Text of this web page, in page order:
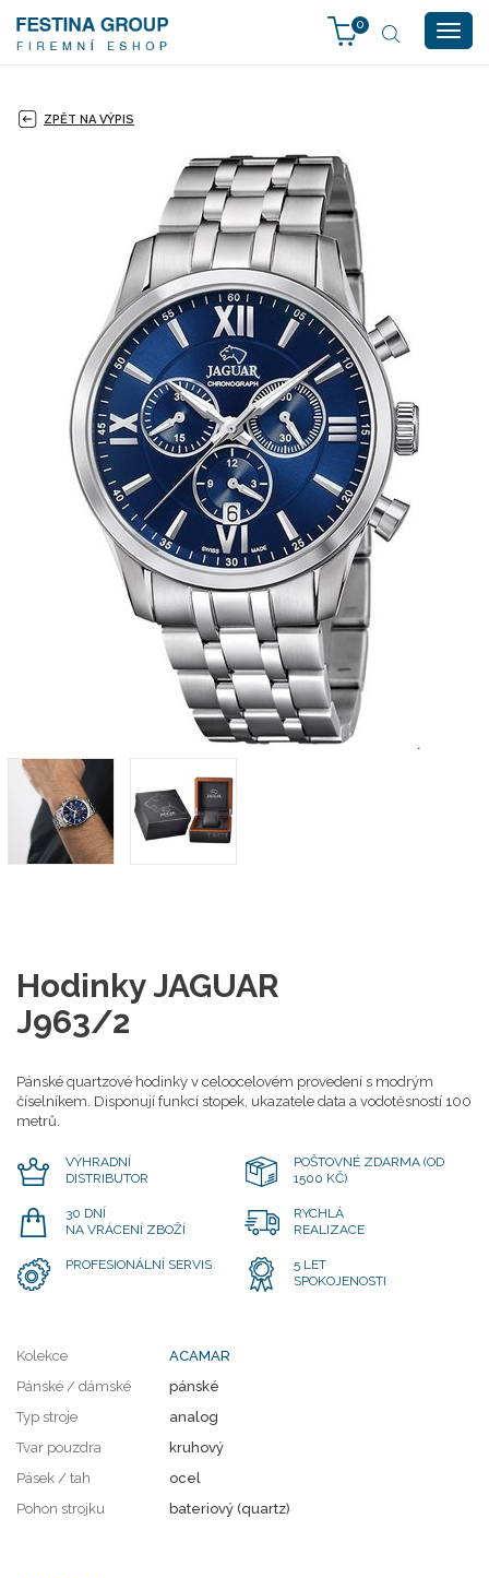
0
ZPĚT NA VÝPIS
Hodinky JAGUAR
J963/2
Pánské quartzové hodinky v celoocelovém provedení s modrým
číselníkem. Disponují funkcí stopek, ukazatele data a vodotěsností 100
metrů.
VÝHRADNÍ
DISTRIBUTOR
POŠTOVNÉ ZDARMA (OD
1500 KČ)
30 DNÍ
NA VRÁCENÍ ZBOŽÍ
RYCHLÁ
REALIZACE
PROFESIONÁLNÍ SERVIS
5 LET
SPOKOJENOSTI
Kolekce
ACAMAR
Pánské / dámské
pánské
Typ stroje
analog
Tvar pouzdra
kruhový
Pásek / tah
ocel
Pohon strojku
bateriový (quartz)